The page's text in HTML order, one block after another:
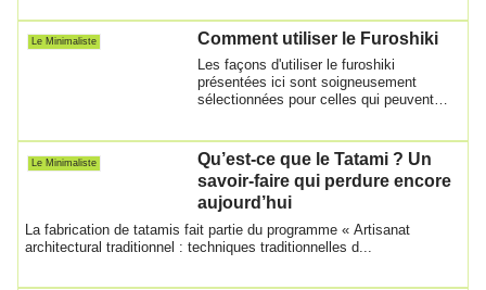
Le Minimaliste Comment utiliser le Furoshiki
Les façons d'utiliser le furoshiki
présentées ici sont soigneusement
sélectionnées pour celles qui peuvent
Le Minimaliste
Qu’est-ce que le Tatami ? Un
savoir-faire qui perdure encore
aujourd’hui
La fabrication de tatamis fait partie du programme « Artisanat
architectural traditionnel : techniques traditionnelles d...